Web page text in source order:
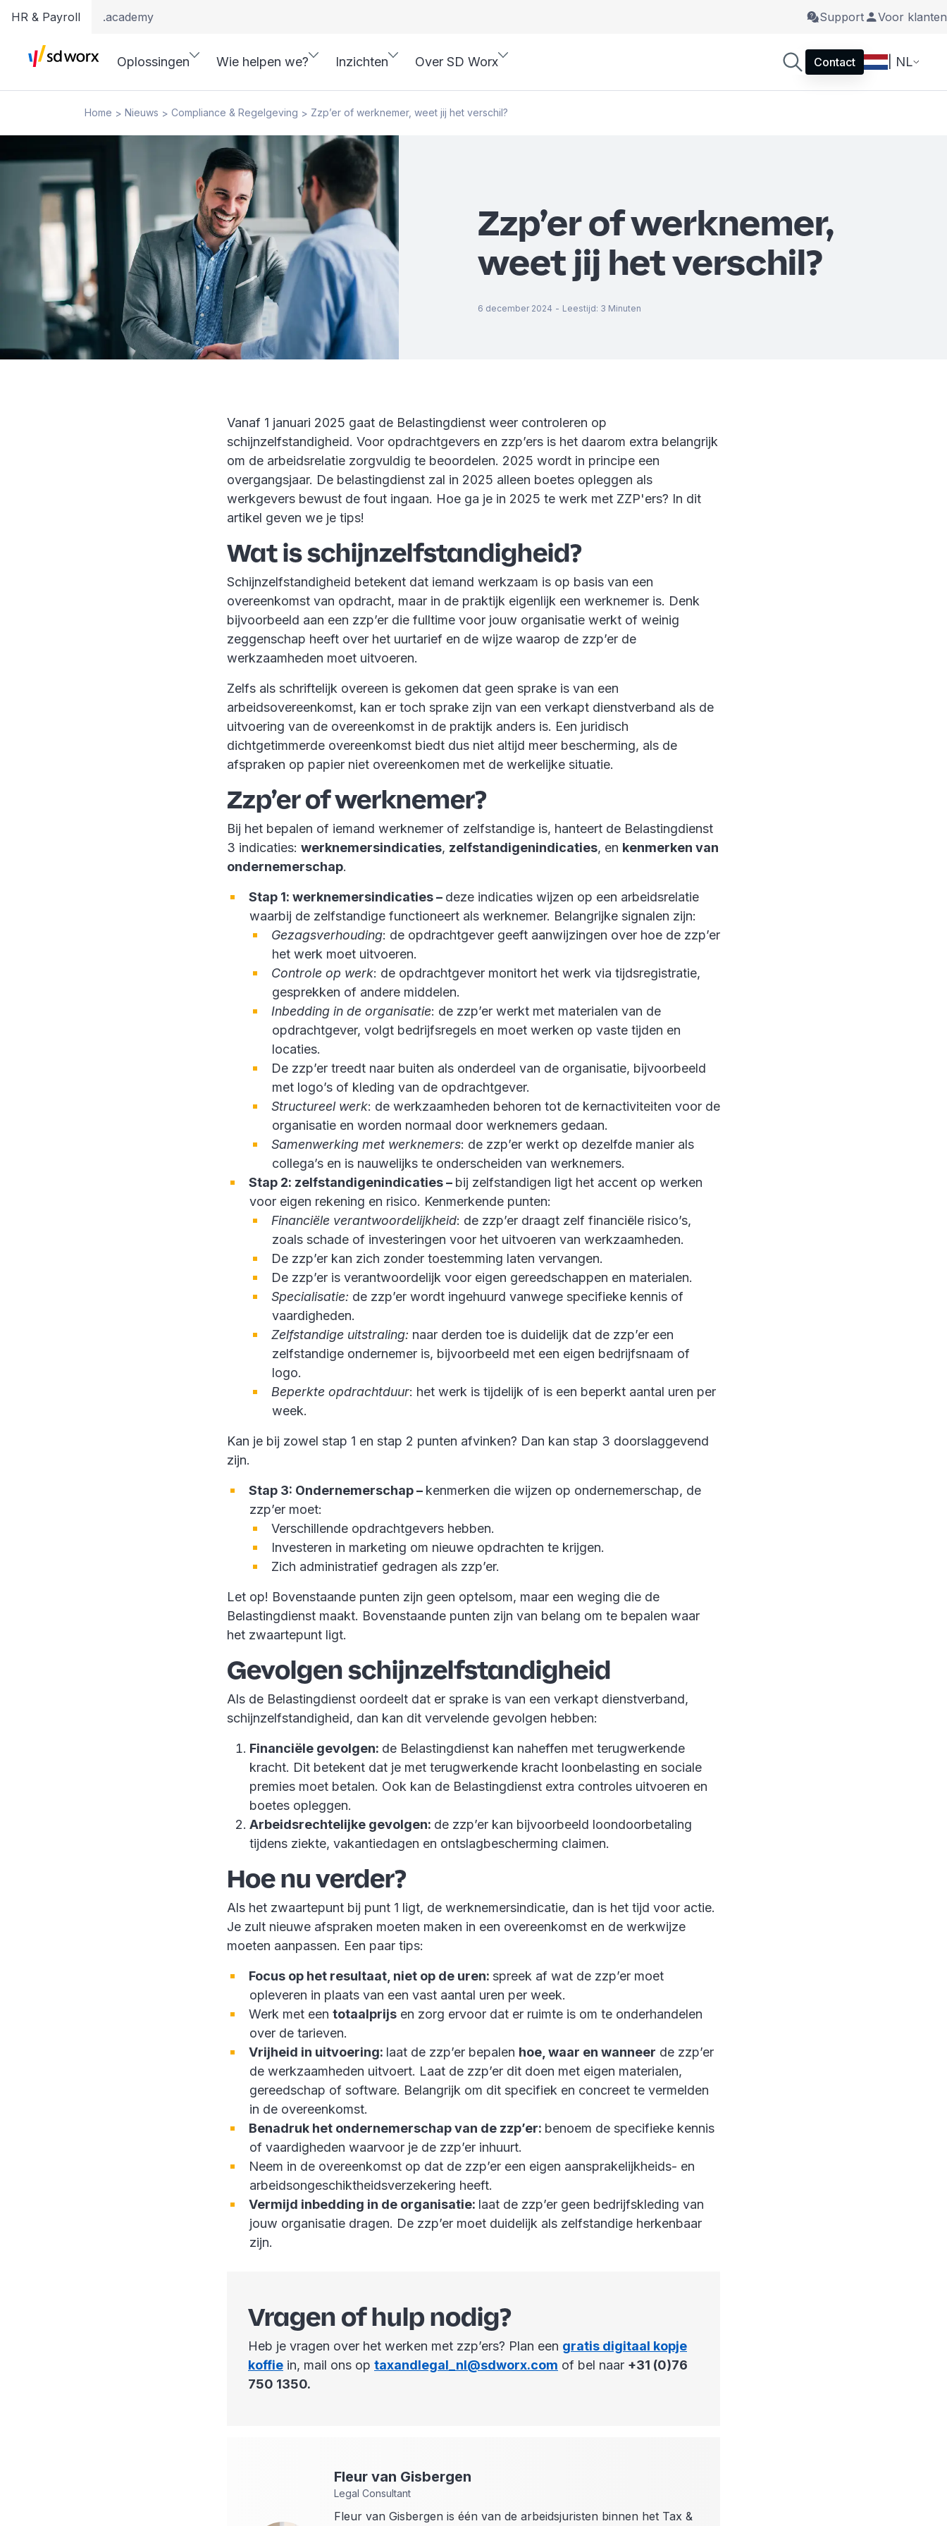
HR & Payroll .academy Support Voor klanten
Oplossingen Wie helpen we? Inzichten Over SD Worx Contact | NL
Home > Nieuws > Compliance & Regelgeving > Zzp’er of werknemer, weet jij het verschil?
Zzp’er of werknemer,
weet jij het verschil?
6 december 2024 - Leestijd: 3 Minuten
Vanaf 1 januari 2025 gaat de Belastingdienst weer controleren op
schijnzelfstandigheid. Voor opdrachtgevers en zzp’ers is het daarom extra belangrijk
om de arbeidsrelatie zorgvuldig te beoordelen. 2025 wordt in principe een
overgangsjaar. De belastingdienst zal in 2025 alleen boetes opleggen als
werkgevers bewust de fout ingaan. Hoe ga je in 2025 te werk met ZZP'ers? In dit
artikel geven we je tips!
Wat is schijnzelfstandigheid?
Schijnzelfstandigheid betekent dat iemand werkzaam is op basis van een
overeenkomst van opdracht, maar in de praktijk eigenlijk een werknemer is. Denk
bijvoorbeeld aan een zzp’er die fulltime voor jouw organisatie werkt of weinig
zeggenschap heeft over het uurtarief en de wijze waarop de zzp’er de
werkzaamheden moet uitvoeren.
Zelfs als schriftelijk overeen is gekomen dat geen sprake is van een
arbeidsovereenkomst, kan er toch sprake zijn van een verkapt dienstverband als de
uitvoering van de overeenkomst in de praktijk anders is. Een juridisch
dichtgetimmerde overeenkomst biedt dus niet altijd meer bescherming, als de
afspraken op papier niet overeenkomen met de werkelijke situatie.
Zzp’er of werknemer?
Bij het bepalen of iemand werknemer of zelfstandige is, hanteert de Belastingdienst
3 indicaties: werknemersindicaties, zelfstandigenindicaties, en kenmerken van
ondernemerschap.
Stap 1: werknemersindicaties – deze indicaties wijzen op een arbeidsrelatie
waarbij de zelfstandige functioneert als werknemer. Belangrijke signalen zijn:
Gezagsverhouding: de opdrachtgever geeft aanwijzingen over hoe de zzp’er
het werk moet uitvoeren.
Controle op werk: de opdrachtgever monitort het werk via tijdsregistratie,
gesprekken of andere middelen.
Inbedding in de organisatie: de zzp’er werkt met materialen van de
opdrachtgever, volgt bedrijfsregels en moet werken op vaste tijden en
locaties.
De zzp’er treedt naar buiten als onderdeel van de organisatie, bijvoorbeeld
met logo’s of kleding van de opdrachtgever.
Structureel werk: de werkzaamheden behoren tot de kernactiviteiten voor de
organisatie en worden normaal door werknemers gedaan.
Samenwerking met werknemers: de zzp’er werkt op dezelfde manier als
collega’s en is nauwelijks te onderscheiden van werknemers.
Stap 2: zelfstandigenindicaties – bij zelfstandigen ligt het accent op werken
voor eigen rekening en risico. Kenmerkende punten:
Financiële verantwoordelijkheid: de zzp’er draagt zelf financiële risico’s,
zoals schade of investeringen voor het uitvoeren van werkzaamheden.
De zzp’er kan zich zonder toestemming laten vervangen.
De zzp’er is verantwoordelijk voor eigen gereedschappen en materialen.
Specialisatie: de zzp’er wordt ingehuurd vanwege specifieke kennis of
vaardigheden.
Zelfstandige uitstraling: naar derden toe is duidelijk dat de zzp’er een
zelfstandige ondernemer is, bijvoorbeeld met een eigen bedrijfsnaam of
logo.
Beperkte opdrachtduur: het werk is tijdelijk of is een beperkt aantal uren per
week.
Kan je bij zowel stap 1 en stap 2 punten afvinken? Dan kan stap 3 doorslaggevend
zijn.
Stap 3: Ondernemerschap – kenmerken die wijzen op ondernemerschap, de
zzp’er moet:
Verschillende opdrachtgevers hebben.
Investeren in marketing om nieuwe opdrachten te krijgen.
Zich administratief gedragen als zzp’er.
Let op! Bovenstaande punten zijn geen optelsom, maar een weging die de
Belastingdienst maakt. Bovenstaande punten zijn van belang om te bepalen waar
het zwaartepunt ligt.
Gevolgen schijnzelfstandigheid
Als de Belastingdienst oordeelt dat er sprake is van een verkapt dienstverband,
schijnzelfstandigheid, dan kan dit vervelende gevolgen hebben:
Financiële gevolgen: de Belastingdienst kan naheffen met terugwerkende
kracht. Dit betekent dat je met terugwerkende kracht loonbelasting en sociale
premies moet betalen. Ook kan de Belastingdienst extra controles uitvoeren en
boetes opleggen.
Arbeidsrechtelijke gevolgen: de zzp’er kan bijvoorbeeld loondoorbetaling
tijdens ziekte, vakantiedagen en ontslagbescherming claimen.
Hoe nu verder?
Als het zwaartepunt bij punt 1 ligt, de werknemersindicatie, dan is het tijd voor actie.
Je zult nieuwe afspraken moeten maken in een overeenkomst en de werkwijze
moeten aanpassen. Een paar tips:
Focus op het resultaat, niet op de uren: spreek af wat de zzp’er moet
opleveren in plaats van een vast aantal uren per week.
Werk met een totaalprijs en zorg ervoor dat er ruimte is om te onderhandelen
over de tarieven.
Vrijheid in uitvoering: laat de zzp’er bepalen hoe, waar en wanneer de zzp’er
de werkzaamheden uitvoert. Laat de zzp’er dit doen met eigen materialen,
gereedschap of software. Belangrijk om dit specifiek en concreet te vermelden
in de overeenkomst.
Benadruk het ondernemerschap van de zzp’er: benoem de specifieke kennis
of vaardigheden waarvoor je de zzp’er inhuurt.
Neem in de overeenkomst op dat de zzp’er een eigen aansprakelijkheids- en
arbeidsongeschiktheidsverzekering heeft.
Vermijd inbedding in de organisatie: laat de zzp’er geen bedrijfskleding van
jouw organisatie dragen. De zzp’er moet duidelijk als zelfstandige herkenbaar
zijn.
Vragen of hulp nodig?
Heb je vragen over het werken met zzp’ers? Plan een gratis digitaal kopje
koffie in, mail ons op taxandlegal_nl@sdworx.com of bel naar +31 (0)76
750 1350.
Fleur van Gisbergen
Legal Consultant
Fleur van Gisbergen is één van de arbeidsjuristen binnen het Tax &